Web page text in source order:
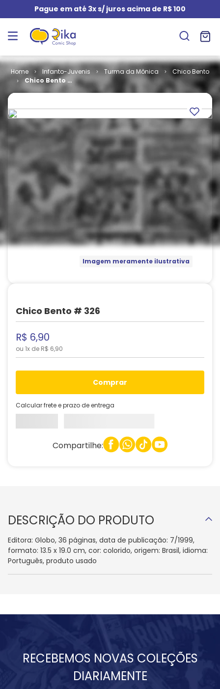
Pague em até 3x s/ juros acima de R$ 100
Infanto-Juvenis Turma da Mônica
Chico Bento
Chico Bento #
326
Imagem meramente ilustrativa
Chico Bento # 326
R$ 6,90
ou 1x de R$ 6,90
comprar
Calcular frete e prazo de entrega
Compartilhe:
DESCRIÇÃO DO PRODUTO
Editora: Globo, 36 páginas, data de publicação: 7/1999,
formato: 13.5 x 19.0 cm, cor: colorido, origem: Brasil, idioma:
Português, produto usado
RECEBEMOS NOVAS COLEÇÕES
DIARIAMENTE